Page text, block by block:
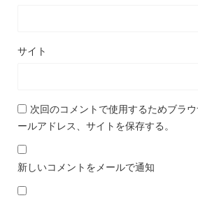
サイト
次回のコメントで使用するためブラ
ールアドレス、サイトを保存する。
新しいコメントをメールで通知